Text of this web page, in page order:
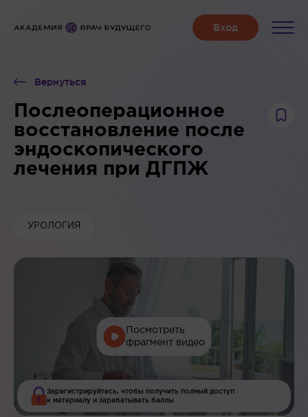
Вернуться
Послеоперационное
восстановление после
эндоскопического
лечения при ДГПЖ
УРОЛОГИЯ
Посмотреть
фрагмент видео
Зарегистрируйтесь, чтобы получить полный доступ
к материалу и зарабатывать баллы